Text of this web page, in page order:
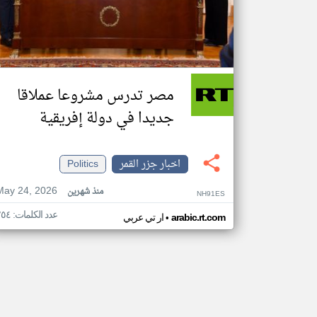
مصر تدرس مشروعا عملاقا
جديدا في دولة إفريقية
اخبار جزر القمر
Politics
24, 2026
منذ شهرين NH91ES
ار تي عربي• arabic.rt.com عدد الكلمات: ٢٥٤